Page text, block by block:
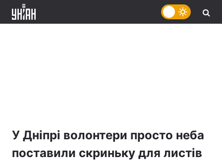
У Дніпрі волонтери просто неба
поставили скриньку для листів